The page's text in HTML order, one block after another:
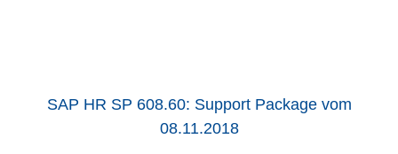
SAP HR SP 608.60: Support Package vom
08.11.2018